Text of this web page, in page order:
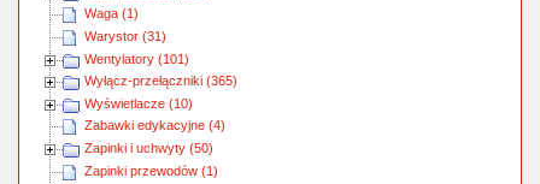
Waga (1)
Warystor (31)
Wentylatory (101)
Wyłącz-przełączniki (365)
Wyświetlacze (10)
Zabawki edykacyjne (4)
Zapinki i uchwyty (50)
Zapinki przewodów (1)